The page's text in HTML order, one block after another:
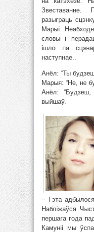
Звеставанне.
разыграць
Марыі.
словы і
ішло па
наступнае..
Анёл: “Ты
Марыя: “Не, не
Анёл: “Будзеш,
выйшаў.
– Гэта
Набліжаўся
першага года
Камуніі мы